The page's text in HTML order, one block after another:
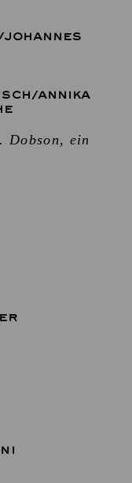
JOHANNES
/ANNIKA
Dobson, ein